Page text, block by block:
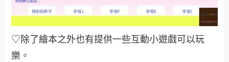
♡除了繪本之外也有提供一些互動小遊戲可以玩
樂。